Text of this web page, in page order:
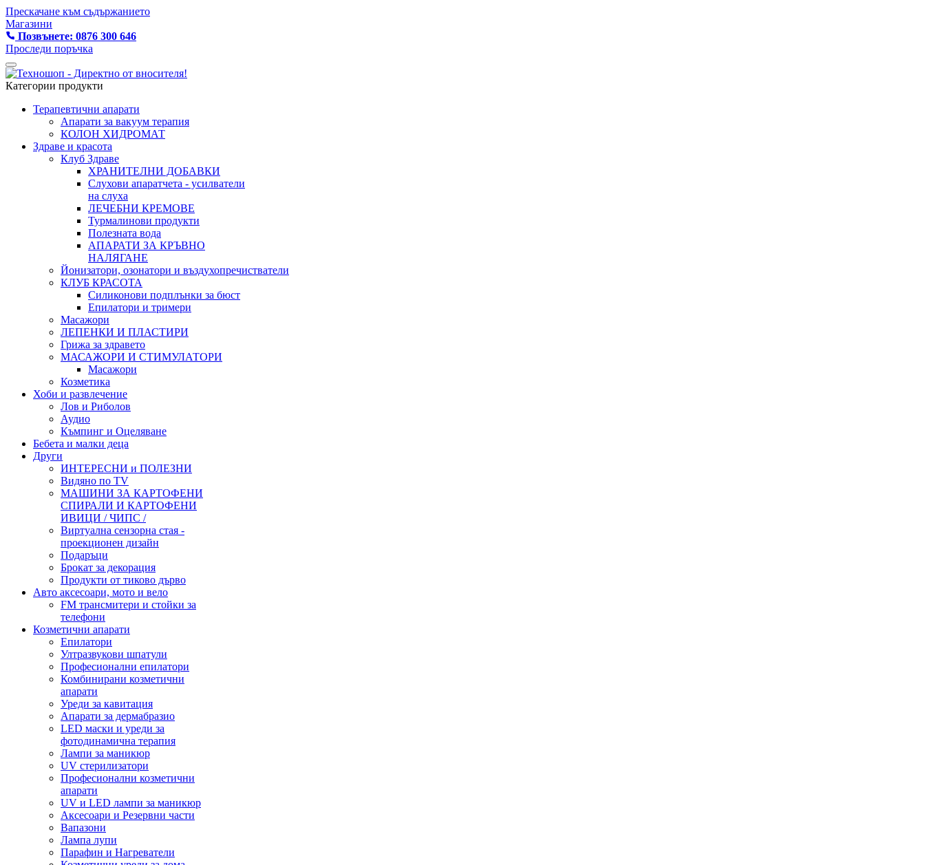
Прескачане към съдържанието
Магазини
Позвънете: 0876 300 646
Проследи поръчка
Категории продукти
Терапевтични апарати
Апарати за вакуум терапия
КОЛОН ХИДРОМАТ
Здраве и красота
Клуб Здраве
ХРАНИТЕЛНИ ДОБАВКИ
Слухови апаратчета - усилватели
на слуха
ЛЕЧЕБНИ КРЕМОВЕ
Турмалинови продукти
Полезната вода
АПАРАТИ ЗА КРЪВНО
НАЛЯГАНЕ
Йонизатори, озонатори и въздухопречистватели
КЛУБ КРАСОТА
Силиконови подплънки за бюст
Епилатори и тримери
Масажори
ЛЕПЕНКИ И ПЛАСТИРИ
Грижа за здравето
МАСАЖОРИ И СТИМУЛАТОРИ
Масажори
Козметика
Хоби и развлечение
Лов и Риболов
Аудио
Къмпинг и Оцеляване
Бебета и малки деца
Други
ИНТЕРЕСНИ и ПОЛЕЗНИ
Видяно по TV
МАШИНИ ЗА КАРТОФЕНИ
СПИРАЛИ И КАРТОФЕНИ
ИВИЦИ / ЧИПС /
Виртуална сензорна стая -
проекционен дизайн
Подаръци
Брокат за декорация
Продукти от тиково дърво
Авто аксесоари, мото и вело
FM трансмитери и стойки за
телефони
Козметични апарати
Епилатори
Ултразвукови шпатули
Професионални епилатори
Комбинирани козметични
апарати
Уреди за кавитация
Апарати за дермабразио
LED маски и уреди за
фотодинамична терапия
Лампи за маникюр
UV стерилизатори
Професионални козметични
апарати
UV и LED лампи за маникюр
Аксесоари и Резервни части
Вапазони
Лампа лупи
Парафин и Нагреватели